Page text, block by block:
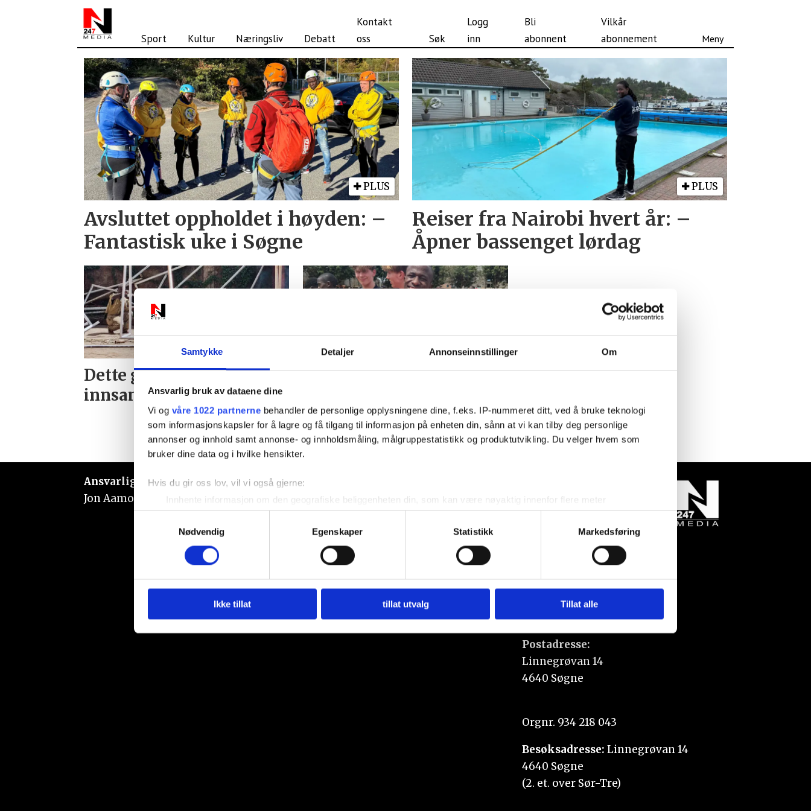
Samtykke Detaljer Annonseinnstillinger Om
Ansvarlig bruk av dataene dine
Vi og våre 1022 partnerne behandler de personlige opplysningene dine, f.eks. IP-nummeret ditt, ved å bruke teknologi
som informasjonskapsler for å lagre og få tilgang til informasjon på enheten din, sånn at vi kan tilby deg personlige
annonser og innhold samt annonse- og innholdsmåling, målgruppestatistikk og produktutvikling. Du velger hvem som
bruker dine data og i hvilke hensikter.
Hvis du gir oss lov, vil vi også gjerne:
Innhente informasjon om den geografiske beliggenheten din, som kan være nøyaktig innenfor flere meter
Identifisere enheten din ved å aktivt skanne den for bestemte karakteristikker (fingeravtrykk)
mer infokan du lese om hvordan dine personlige data behandles og hvordan du kan velge hvordan de skal brukes.
Du kan hele tiden endre eller trekke tilbake ditt samtykke fra erklæringen om informasjonskapsler.
analysere trafikken vår. Vi deler dessuten informasjon om hvordan du bruker nettstedet vårt, med partnerne våre innen
sosiale medier, annonsering og analysearbeid, som kan kombinere den med annen informasjon du har gjort tilgjengelig for
dem, eller som de har samlet inn gjennom din bruk av tjenestene deres.
Nødvendig
Egenskaper Statistikk Markedsføring
Ikke tillat tillat utvalg Tillat alle
Sport Kultur Næringsliv Debatt
Kontakt
oss
Søk
Logg
inn
Bli
abonnent
Vilkår
abonnement
nairobi
PLUS
Avsluttet oppholdet i høyden: –
Fantastisk uke i Søgne
PLUS
Reiser fra Nairobi hvert år: –
Åpner bassenget lørdag
Dette gikk
innsamlingsmidlene til
Har startet en liten
Ansvarlig redaktør:
Jon Aamodt
Kontakt oss
Nyhetstips:
tips@n247.no
Annonsering:
marked@n247.no
Postadresse:
Linnegrøvan 14
4640 Søgne
Orgnr. 934 218 043
Besøksadresse: Linnegrøvan 14
4640 Søgne
(2. et. over Sør-Tre)